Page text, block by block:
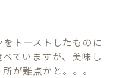
トーストしたものに
ていますが、美味し
が難点かと。。。